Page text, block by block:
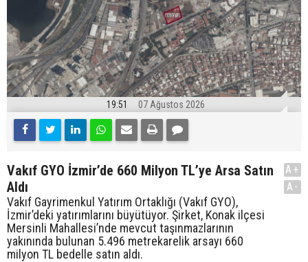
19:51 07 Ağustos 2026
Vakıf GYO İzmir’de 660 Milyon TL’ye Arsa Satın
Aldı
Vakıf Gayrimenkul Yatırım Ortaklığı (Vakıf GYO),
İzmir’deki yatırımlarını büyütüyor. Şirket, Konak ilçesi
Mersinli Mahallesi’nde mevcut taşınmazlarının
yakınında bulunan 5.496 metrekarelik arsayı 660
milyon TL bedelle satın aldı.
A+
A-